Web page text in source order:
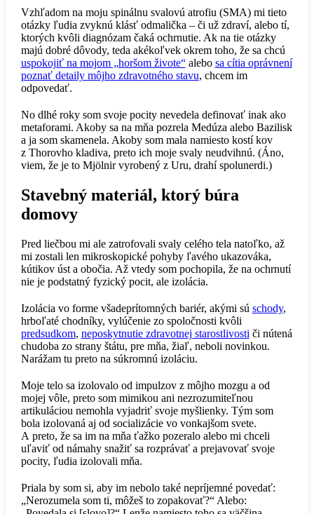
Vzhľadom na moju spinálnu svalovú atrofiu (SMA) mi tieto
otázky ľudia zvyknú klásť odmalička – či už zdraví, alebo tí,
ktorých kvôli diagnózam čaká ochrnutie. Ak na tie otázky
majú dobré dôvody, teda akékoľvek okrem toho, že sa chcú
uspokojiť na mojom „horšom živote“alebo sa cítia oprávnení
poznať detaily môjho zdravotného stavu, chcem im
odpovedať.
No dlhé roky som svoje pocity nevedela definovať inak ako
metaforami. Akoby sa na mňa pozrela Medúza alebo Bazilisk
a ja som skamenela. Akoby som mala namiesto kostí kov
z Thorovho kladiva, preto ich moje svaly neudvihnú. (Áno,
viem, že je to Mjölnir vyrobený z Uru, drahí spolunerdi.)
Stavebný materiál, ktorý búra
domovy
Pred liečbou mi ale zatrofovali svaly celého tela natoľko, až
mi zostali len mikroskopické pohyby ľavého ukazováka,
kútikov úst a obočia. Až vtedy som pochopila, že na ochrnutí
nie je podstatný fyzický pocit, ale izolácia.
Izolácia vo forme všadeprítomných bariér, akými sú schody,
hrboľaté chodníky, vylúčenie zo spoločnosti kvôli
predsudkom, neposkytnutie zdravotnej starostlivosti či nútená
chudoba zo strany štátu, pre mňa, žiaľ, neboli novinkou.
Narážam tu preto na súkromnú izoláciu.
Moje telo sa izolovalo od impulzov z môjho mozgu a od
mojej vôle, preto som mimikou ani nezrozumiteľnou
artikuláciou nemohla vyjadriť svoje myšlienky. Tým som
bola izolovaná aj od socializácie vo vonkajšom svete.
A preto, že sa im na mňa ťažko pozeralo alebo mi chceli
uľaviť od námahy snažiť sa rozprávať a prejavovať svoje
pocity, ľudia izolovali mňa.
Priala by som si, aby im nebolo také nepríjemné povedať:
„Nerozumela som ti, môžeš to zopakovať?“ Alebo: